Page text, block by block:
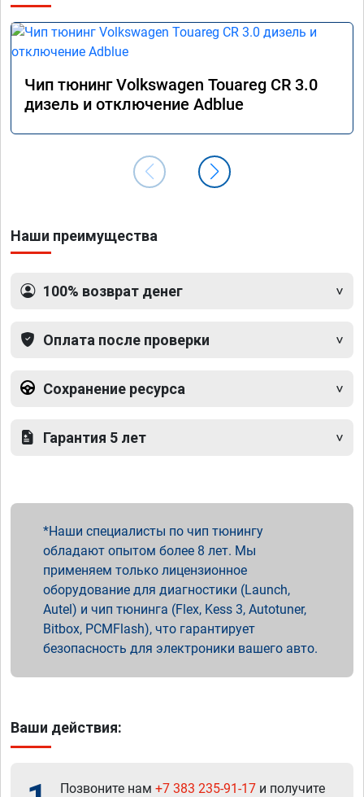
Чип тюнинг Volkswagen Touareg CR 3.0
дизель и отключение Adblue
Наши преимущества
100% возврат денег
Оплата после проверки
Сохранение ресурса
Гарантия 5 лет
Наши специалисты по чип тюнингу
обладают опытом более 8 лет. Мы
применяем только лицензионное
оборудование для диагностики (Launch,
Autel) и чип тюнинга (Flex, Kess 3, Autotuner,
Bitbox, PCMFlash), что гарантирует
безопасность для электроники вашего авто.
Ваши действия:
Позвоните нам +7 383 235-91-17 и получите